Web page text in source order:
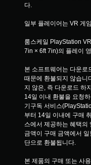
다.
일부 플레이어는 VR 게
룸스케일 PlayStation
7in × 6ft 7in)의 플레이
본 소프트웨어는 다운로
때문에 환불되지 않습니
지 않은, 즉 다운로드 하
14일 이내 환불을 요청
기구독 서비스
부터 14일 이내에 구매
스에서 제공하는 혜택의
금액이 구매 금액에서
단으로 환불됩니다.
본 제품의 구매 또는 사